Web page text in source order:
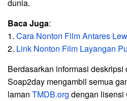
dunia.
Baca Juga:
1. Cara Nonton Film Antares
2. Link Nonton Film Layangan
Berdasarkan informasi
Soap2day mengambil semua
laman TMDB.org dengan lisensi